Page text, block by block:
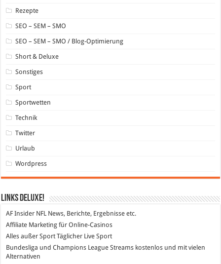
Rezepte
SEO – SEM – SMO
SEO – SEM – SMO / Blog-Optimierung
Short & Deluxe
Sonstiges
Sport
Sportwetten
Technik
Twitter
Urlaub
Wordpress
Links DeLuXe!
AF Insider NFL News, Berichte, Ergebnisse etc.
Affiliate Marketing für Online-Casinos
Alles außer SportTäglicher Live Sport
Bundesliga und Champions League Streams kostenlos und mit vielen
Alternativen